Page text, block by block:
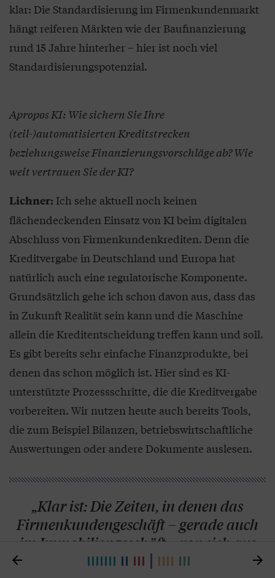
klar: Die Standardisierung im Firmenkundenmarkt
hängt reiferen Märkten wie der Baufinanzierung
rund 15 Jahre hinterher – hier ist noch viel
Standardisierungspotenzial.
Apropos KI: Wie sichern Sie Ihre
(teil-)automatisierten Kreditstrecken
beziehungsweise Finanzierungsvorschläge ab? Wie
weit vertrauen Sie der KI?
Lichner: Ich sehe aktuell noch keinen
flächendeckenden Einsatz von KI beim digitalen
Abschluss von Firmenkundenkrediten. Denn die
Kreditvergabe in Deutschland und Europa hat
natürlich auch eine regulatorische Komponente.
Grundsätzlich gehe ich schon davon aus, dass das
in Zukunft Realität sein kann und die Maschine
allein die Kreditentscheidung treffen kann und soll.
Es gibt bereits sehr einfache Finanzprodukte, bei
denen das schon möglich ist. Hier sind es KI-
unterstützte Prozessschritte, die die Kreditvergabe
vorbereiten. Wir nutzen heute auch bereits Tools,
die zum Beispiel Bilanzen, betriebswirtschaftliche
Auswertungen oder andere Dokumente auslesen.
„Klar ist: Die Zeiten, in denen das
Firmenkundengeschäft – gerade auch
im Immobiliengeschäft – von sich aus
an der Tür klingelte, sind leider vorbei.“
 